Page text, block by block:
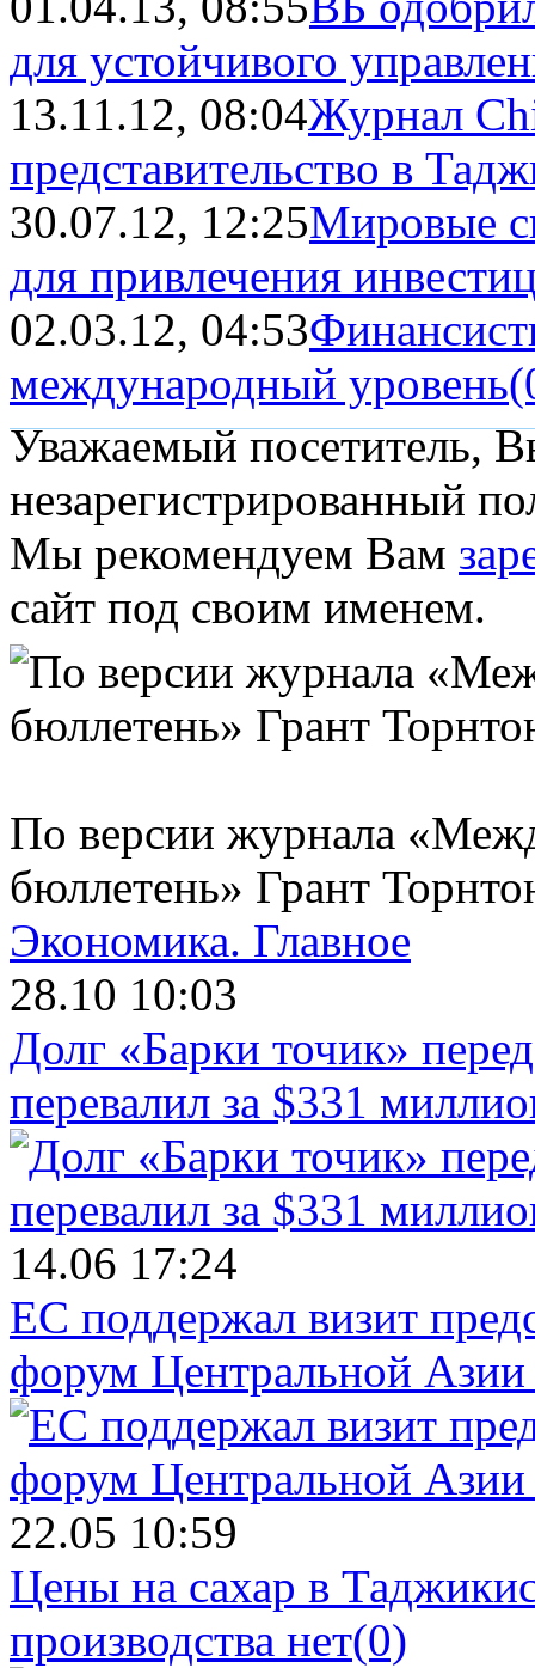
для устойчивого
13.11.12, 08:04Журнал
представительство в
30.07.12, 12:25Мировые
для привлечения
02.03.12, 04:53
международный уровень
Уважаемый посетитель,
незарегистрированный
Мы рекомендуем Вам
сайт под своим именем.
По версии журнала
бюллетень» Грант
Экономика. Главное
28.10 10:03
Долг «Барки точик»
перевалил за $331
14.06 17:24
ЕС поддержал визит
форум Центральной Азии
22.05 10:59
Цены на сахар в
производства нет(0)